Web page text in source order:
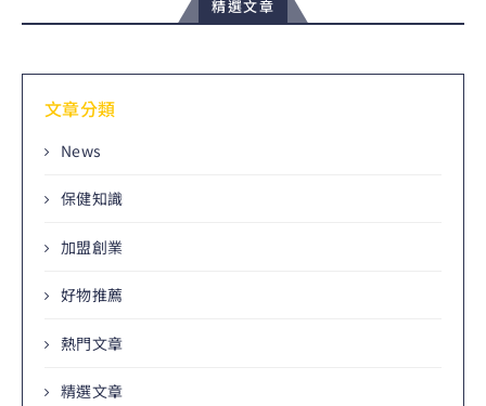
精選文章
文章分類
News
保健知識
加盟創業
好物推薦
熱門文章
精選文章